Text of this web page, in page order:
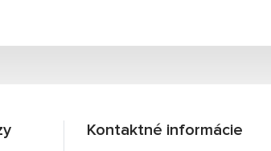
Kontaktné informácie